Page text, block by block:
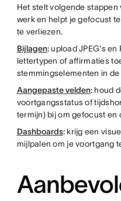
Het stelt volgende
werk en helpt je gefocust
te verliezen.
Bijlagen:upload JPEG's en
lettertypen of affirmaties
stemmingselementen in
Aangepaste velden: houd
voortgangsstatus of
termijn) bij om gefocust en
Dashboards: krijg een
mijlpalen om je voortgang